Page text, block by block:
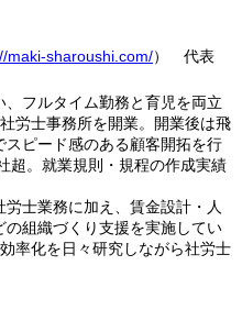
maki-sharoushi.com/） 代表
フルタイム勤務と育児を両立
労⼠事務所を開業。開業後は飛
ピード感のある顧客開拓を行
超。就業規則・規程の作成実績
士業務に加え、賃金設計・人
組織づくり支援を実施してい
率化を日々研究しながら社労士